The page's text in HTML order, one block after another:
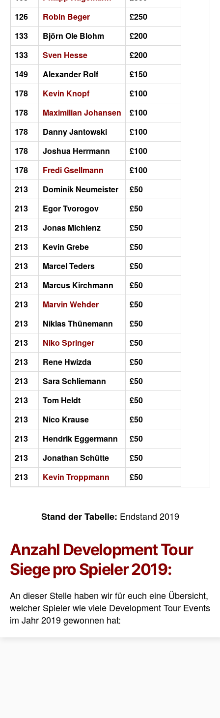
126
Robin Beger
£250
133
Björn Ole Blohm
£200
133
Sven Hesse
£200
149
Alexander Rolf
£150
178
Kevin Knopf
£100
178
Maximilian Johansen
£100
178
Danny Jantowski
£100
178
Joshua Herrmann
£100
178
Fredi Gsellmann
£100
213
Dominik Neumeister
£50
213
Egor Tvorogov
£50
213
Jonas Michlenz
£50
213
Kevin Grebe
£50
213
Marcel Teders
£50
213
Marcus Kirchmann
£50
213
Marvin Wehder
£50
213
Niklas Thünemann
£50
213
Niko Springer
£50
213
Rene Hwizda
£50
213
Sara Schliemann
£50
213
Tom Heldt
£50
213
Nico Krause
£50
213
Hendrik Eggermann
£50
213
Jonathan Schütte
£50
213
Kevin Troppmann £50
Stand der Tabelle: Endstand 2019
Anzahl Development Tour
Siege pro Spieler 2019:
An dieser Stelle haben wir für euch eine Übersicht,
welcher Spieler wie viele Development Tour Events
im Jahr 2019 gewonnen hat: